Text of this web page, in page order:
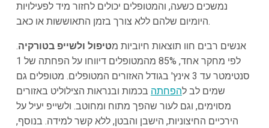
נמשכים כשעה, והמטופלים יכולים לחזור מיד לפעילויות
היומיום שלהם ללא צורך בזמן התאוששות או כאב.
אנשים רבים חוו תוצאות חיוביות מטיפול ולשייפ בטורקיה.
לפי מחקר אחד, 85% מהמטופלים דיווחו על הפחתה של 1
סנטימטר עד 3 אינץ' בגודל האזורים המטופלים. מטופלים גם
שמים לב להפחתה בכמות ובנראות הצילוליט באזורים
מסוימים, וגם לעור שהפך מתוח ומחוטב. ולשייפ יעיל על
הירכיים החיצוניות, הישבן והבטן, ללא קשר למידה. בנוסף,